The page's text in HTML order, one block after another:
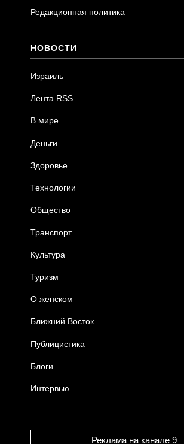
Редакционная политика
НОВОСТИ
Израиль
Лента RSS
В мире
Деньги
Здоровье
Технологии
Общество
Транспорт
Культура
Туризм
О женском
Ближний Восток
Публицистика
Блоги
Интервью
Реклама на канале 9